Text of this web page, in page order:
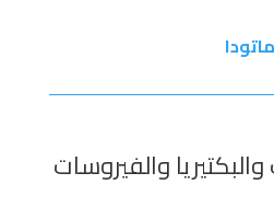
والفيروسات